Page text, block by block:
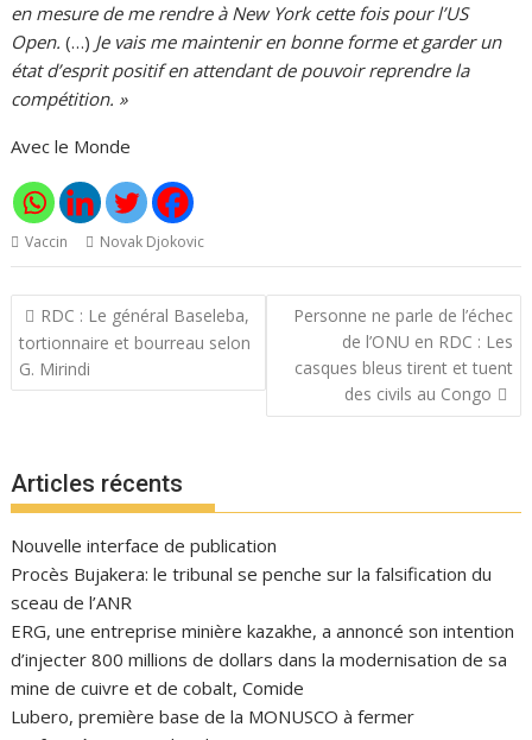
en mesure de me rendre à New York cette fois pour l’US
Open. (…) Je vais me maintenir en bonne forme et garder un
état d’esprit positif en attendant de pouvoir reprendre la
compétition. »
Avec le Monde
Vaccin Novak Djokovic
Navigation
de
l’article
RDC : Le général Baseleba,
tortionnaire et bourreau selon
G. Mirindi
Personne ne parle de l’échec
de l’ONU en RDC : Les
casques bleus tirent et tuent
des civils au Congo
Articles récents
Nouvelle interface de publication
Procès Bujakera: le tribunal se penche sur la falsification du
sceau de l’ANR
ERG, une entreprise minière kazakhe, a annoncé son intention
d’injecter 800 millions de dollars dans la modernisation de sa
mine de cuivre et de cobalt, Comide
Lubero, première base de la MONUSCO à fermer